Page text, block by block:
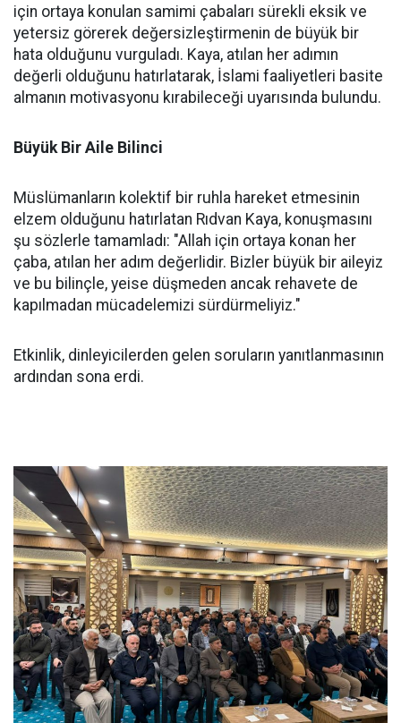
için ortaya konulan samimi çabaları sürekli eksik ve
yetersiz görerek değersizleştirmenin de büyük bir
hata olduğunu vurguladı. Kaya, atılan her adımın
değerli olduğunu hatırlatarak, İslami faaliyetleri basite
almanın motivasyonu kırabileceği uyarısında bulundu.
Büyük Bir Aile Bilinci
Müslümanların kolektif bir ruhla hareket etmesinin
elzem olduğunu hatırlatan Rıdvan Kaya, konuşmasını
şu sözlerle tamamladı: "Allah için ortaya konan her
çaba, atılan her adım değerlidir. Bizler büyük bir aileyiz
ve bu bilinçle, yeise düşmeden ancak rehavete de
kapılmadan mücadelemizi sürdürmeliyiz."
Etkinlik, dinleyicilerden gelen soruların yanıtlanmasının
ardından sona erdi.